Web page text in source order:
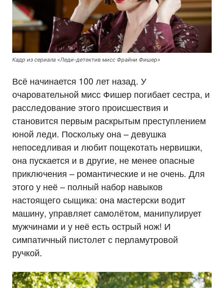
Кадр из сериала «Леди-детектив мисс Фрайни Фишер»
Всё начинается 100 лет назад. У
очаровательной мисс Фишер погибает сестра, и
расследование этого происшествия и
становится первым раскрытым преступлением
юной леди. Поскольку она – девушка
непоседливая и любит пощекотать нервишки,
она пускается и в другие, не менее опасные
приключения – романтические и не очень. Для
этого у неё – полный набор навыков
настоящего сыщика: она мастерски водит
машину, управляет самолётом, манипулирует
мужчинами и у неё есть острый нож! И
симпатичный пистолет с перламутровой
ручкой.